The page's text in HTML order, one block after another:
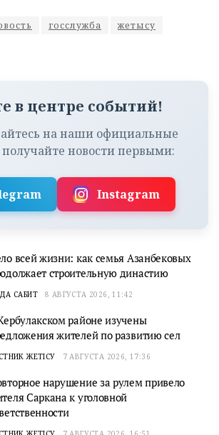
госслужба
жетысу
в центре событий!
на наши официальные
новости первыми:
Instagram
всей жизни: как семья Азанбековых
строительную династию
САБИТ 8 АВГУСТА 2026, 11:42
районе изучены
жителей по развитию сел
ЖЕТІСУ 7 АВГУСТА 2026, 17:36
нарушение за рулем привело
Саркана к уголовной